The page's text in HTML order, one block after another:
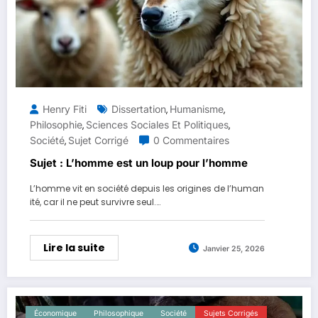
Henry Fiti Dissertation, Humanisme,
Philosophie, Sciences Sociales Et Politiques,
Société, Sujet Corrigé 0 Commentaires
Sujet : L’homme est un loup pour l’homme
L’homme vit en société depuis les origines de l’human
ité, car il ne peut survivre seul.…
Lire la suite Janvier 25, 2026
Économique Philosophique Société
Sujets Corrigés